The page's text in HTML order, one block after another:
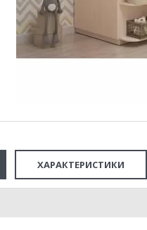
ХАРАКТЕРИСТИКИ